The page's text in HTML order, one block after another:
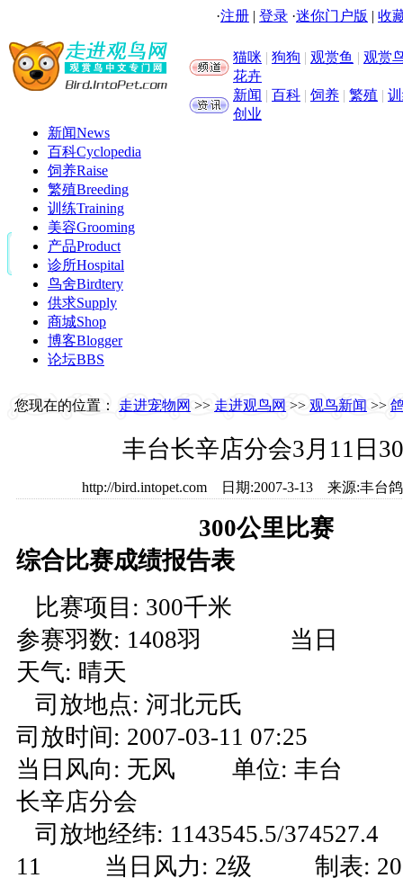
·注册 | 登录 ·迷你门户版 | 收
猫咪 | 狗狗 | 观赏鱼 | 观赏
花卉
新闻 | 百科 | 饲养 | 繁殖 |
创业
新闻News
百科Cyclopedia
饲养Raise
繁殖Breeding
训练Training
美容Grooming
产品Product
诊所Hospital
鸟舍Birdtery
供求Supply
商城Shop
博客Blogger
论坛BBS
您现在的位置： 走进宠物网 >> 走进观鸟网 >> 观鸟新闻 >>
丰台长辛店分会3月11日
http://bird.intopet.com 日期:2007-3-13 来源:丰
300公里比赛
综合比赛成绩报告表
比赛项目: 300千米
参赛羽数: 1408羽 当日
天气: 晴天
司放地点: 河北元氏
司放时间: 2007-03-11 07:25
当日风向: 无风 单位: 丰台
长辛店分会
司放地经纬: 1143545.5/374527.4
11 当日风力: 2级 制表: